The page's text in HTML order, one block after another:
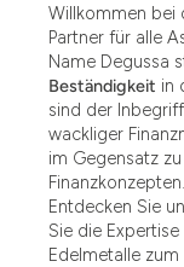
Willkommen bei
Partner für alle
Name Degussa
Beständigkeit in
sind der
wackliger
im Gegensatz
Finanzkonzepten.
Entdecken Sie
Sie die
Edelmetalle